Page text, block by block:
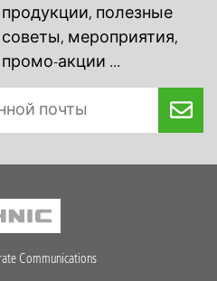
продукции, полезные
советы, мероприятия,
промо-акции ...
Communications